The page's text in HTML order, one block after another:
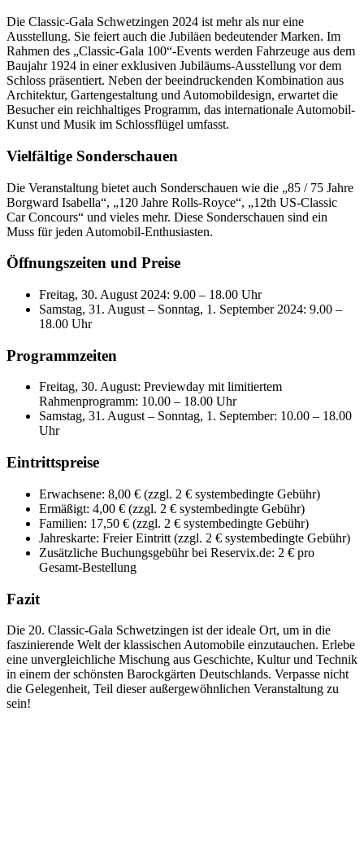
Die Classic-Gala Schwetzingen 2024 ist mehr als nur eine
Ausstellung. Sie feiert auch die Jubiläen bedeutender Marken. Im
Rahmen des „Classic-Gala 100“-Events werden Fahrzeuge aus dem
Baujahr 1924 in einer exklusiven Jubiläums-Ausstellung vor dem
Schloss präsentiert. Neben der beeindruckenden Kombination aus
Architektur, Gartengestaltung und Automobildesign, erwartet die
Besucher ein reichhaltiges Programm, das internationale Automobil-
Kunst und Musik im Schlossflügel umfasst.
Vielfältige Sonderschauen
Die Veranstaltung bietet auch Sonderschauen wie die „85 / 75 Jahre
Borgward Isabella“, „120 Jahre Rolls-Royce“, „12th US-Classic
Car Concours“ und vieles mehr. Diese Sonderschauen sind ein
Muss für jeden Automobil-Enthusiasten.
Öffnungszeiten und Preise
Freitag, 30. August 2024: 9.00 – 18.00 Uhr
Samstag, 31. August – Sonntag, 1. September 2024: 9.00 –
18.00 Uhr
Programmzeiten
Freitag, 30. August: Previewday mit limitiertem
Rahmenprogramm: 10.00 – 18.00 Uhr
Samstag, 31. August – Sonntag, 1. September: 10.00 – 18.00
Uhr
Eintrittspreise
Erwachsene: 8,00 € (zzgl. 2 € systembedingte Gebühr)
Ermäßigt: 4,00 € (zzgl. 2 € systembedingte Gebühr)
Familien: 17,50 € (zzgl. 2 € systembedingte Gebühr)
Jahreskarte: Freier Eintritt (zzgl. 2 € systembedingte Gebühr)
Zusätzliche Buchungsgebühr bei Reservix.de: 2 € pro
Gesamt-Bestellung
Fazit
Die 20. Classic-Gala Schwetzingen ist der ideale Ort, um in die
faszinierende Welt der klassischen Automobile einzutauchen. Erlebe
eine unvergleichliche Mischung aus Geschichte, Kultur und Technik
in einem der schönsten Barockgärten Deutschlands. Verpasse nicht
die Gelegenheit, Teil dieser außergewöhnlichen Veranstaltung zu
sein!